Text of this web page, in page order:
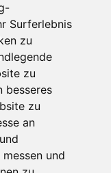
Surferlebnis
zu
zu
besseres
zu
an
und
der Männer eine
er eine
und würgt ihn für
Einer der älteren Männer
andere mit Gewalt
Anstand
nicht. Doch auch der
Männer sich
in eine lebendige